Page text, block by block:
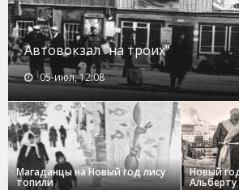
Автовокзал "на троих"
05-июл, 12:08
Магаданцы на Новый год лису
топили
Новый